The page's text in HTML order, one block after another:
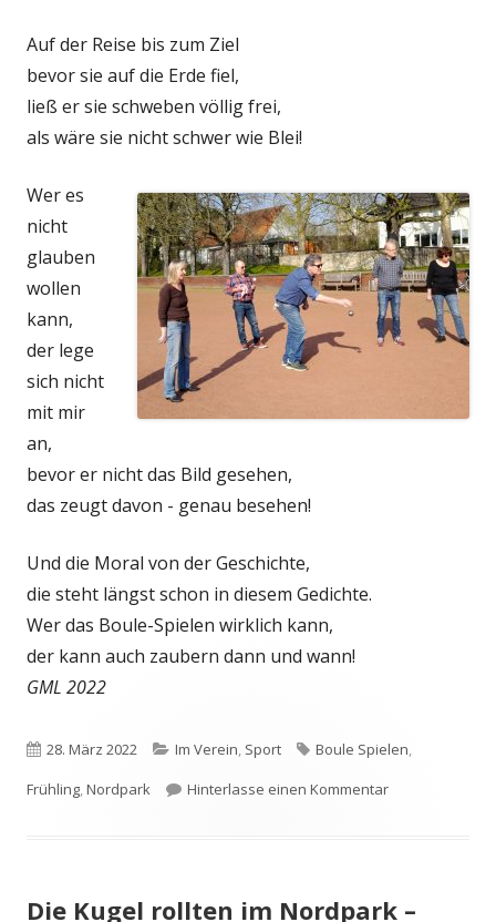
Auf der Reise bis zum Ziel
bevor sie auf die Erde fiel,
ließ er sie schweben völlig frei,
als wäre sie nicht schwer wie Blei!
Wer es
nicht
glauben
wollen
kann,
der lege
sich nicht
mit mir
an,
bevor er nicht das Bild gesehen,
das zeugt davon - genau besehen!
Und die Moral von der Geschichte,
die steht längst schon in diesem Gedichte.
Wer das Boule-Spielen wirklich kann,
der kann auch zaubern dann und wann!
GML 2022
Veröffentlicht
am
28. März 2022 Kategorien
Im Verein, Sport Schlagwörter
Boule Spielen,
Frühling,Nordpark Hinterlasse einen Kommentarzu
Die Kugel rollten im Nordpark –